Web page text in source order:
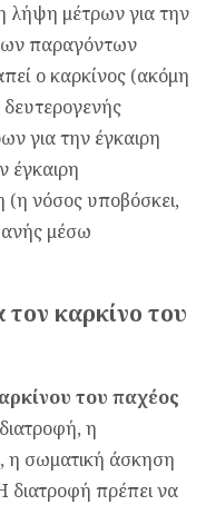
μέτρων για την
παραγόντων
ο καρκίνος (ακόμη
για την έγκαιρη
έγκαιρη
(η νόσος υποβόσκει,
μέσω
καρκίνο του
του παχέος
η
, η σωματική άσκηση
διατροφή πρέπει να